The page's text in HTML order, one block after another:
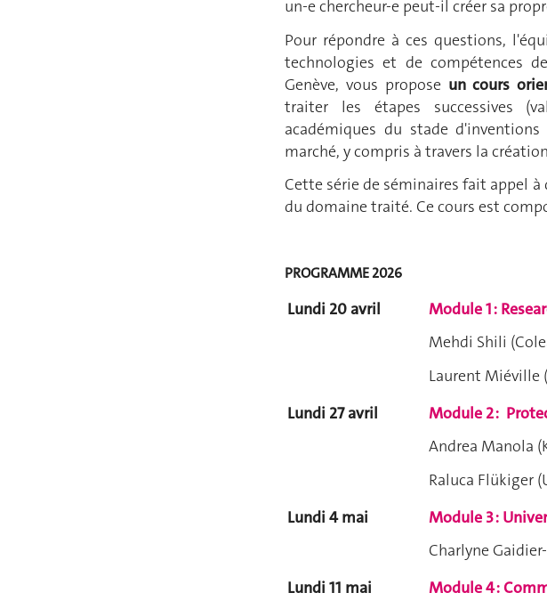
un-e chercheur-e peut-il créer sa
Pour répondre à ces questions,
technologies et de compétences
Genève, vous propose un cours
traiter les étapes successives
académiques du stade
marché, y compris à travers la
Cette série de séminaires fait appel
du domaine traité. Ce cours est
PROGRAMME 2026
Lundi 20avril Module 1 :
Mehdi Shili
Laurent Miéville
Lundi 27 avril
Module 2 :
Andrea Manola
Raluca Flükiger
Lundi 4 mai
Module 3 :
Charlyne
Lundi 11 mai
Module 4 :